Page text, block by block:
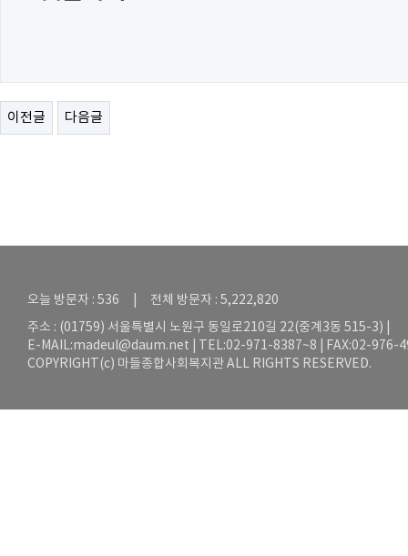
이전글 다음글
오늘 방문자 : 536 | 전체 방문자 : 5,222,820
주소 : (01759) 서울특별시 노원구 동일로210길 22(중계3동 515-3) |
E-MAIL:madeul@daum.net | TEL:02-971-8387~8 | FAX:02-976-
COPYRIGHT(c) 마들종합사회복지관 ALL RIGHTS RESERVED.